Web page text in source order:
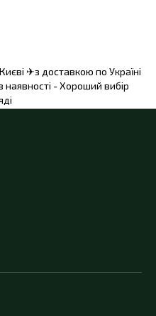
✈з доставкою по Україні
- Хороший вибір